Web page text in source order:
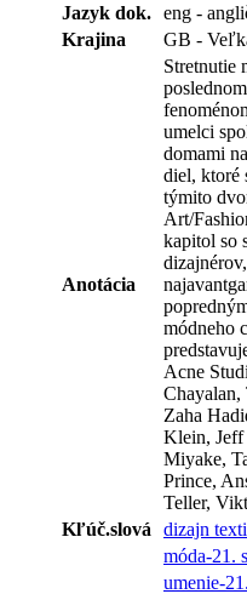
Jazyk dok. eng -
Krajina
GB -
Anotácia
Stretnutie
umelci
domami
diel, ktoré
týmito
Art/
kapitol so
módneho
Acne
Chayalan,
Zaha
Klein, Jeff
Miyake,
Prince,
Teller,
Kľúč.slová
dizajn
móda-21.
umenie-